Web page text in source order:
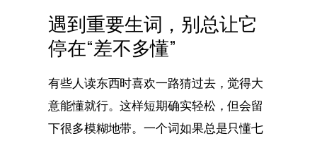
遇到重要生词，别总让它
停在“差不多懂”
有些人读东西时喜欢一路猜过去，觉得大
意能懂就行。这样短期确实轻松，但会留
下很多模糊地带。一个词如果总是只懂七